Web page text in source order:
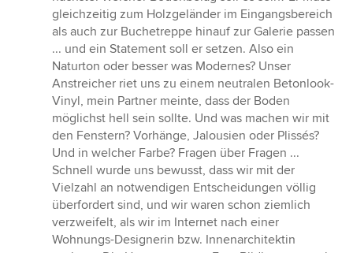
gleichzeitig zum Holzgeländer im Eingangsbereich
als auch zur Buchetreppe hinauf zur Galerie passen
... und ein Statement soll er setzen. Also ein
Naturton oder besser was Modernes? Unser
Anstreicher riet uns zu einem neutralen Betonlook-
Vinyl, mein Partner meinte, dass der Boden
möglichst hell sein sollte. Und was machen wir mit
den Fenstern? Vorhänge, Jalousien oder Plissés?
Und in welcher Farbe? Fragen über Fragen ...
Schnell wurde uns bewusst, dass wir mit der
Vielzahl an notwendigen Entscheidungen völlig
überfordert sind, und wir waren schon ziemlich
verzweifelt, als wir im Internet nach einer
Wohnungs-Designerin bzw. Innenarchitektin